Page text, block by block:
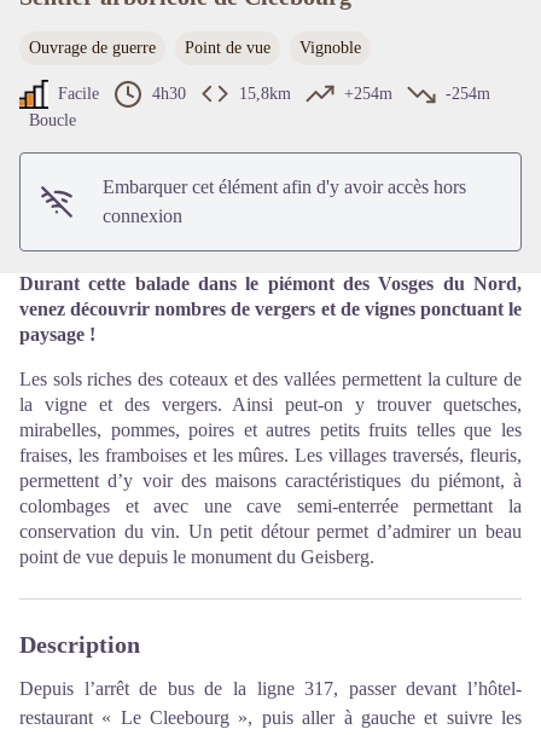
Voir l'image en plein écran
Ouvrage de guerre Point de vue Vignoble
Facile 4h30 15,8km +254m
-254m
Boucle
Embarquer cet élément afin d'y avoir accès hors
connexion
Durant cette balade dans le piémont des Vosges du Nord,
venez découvrir nombres de vergers et de vignes ponctuant le
paysage !
Les sols riches des coteaux et des vallées permettent la culture de
la vigne et des vergers. Ainsi peut-on y trouver quetsches,
mirabelles, pommes, poires et autres petits fruits telles que les
fraises, les framboises et les mûres. Les villages traversés, fleuris,
permettent d’y voir des maisons caractéristiques du piémont, à
colombages et avec une cave semi-enterrée permettant la
conservation du vin. Un petit détour permet d’admirer un beau
point de vue depuis le monument du Geisberg.
Description
Depuis l’arrêt de bus de la ligne 317, passer devant l’hôtel-
restaurant « Le Cleebourg », puis aller à gauche et suivre les